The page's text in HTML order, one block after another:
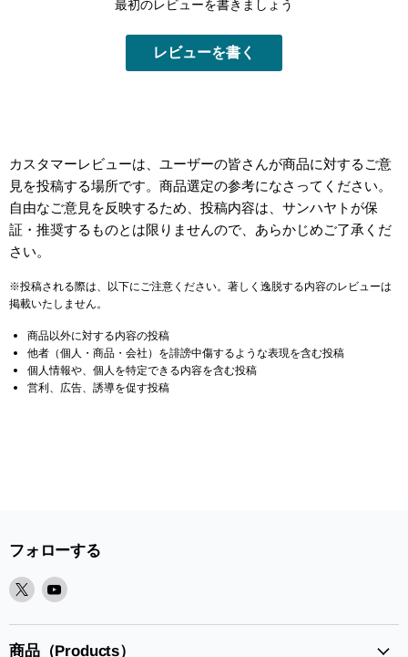
最初のレビューを書きましょう
レビューを書く
カスタマーレビューは、ユーザーの皆さんが商品に対するご意
見を投稿する場所です。商品選定の参考になさってください。
自由なご意見を反映するため、投稿内容は、サンハヤトが保
証・推奨するものとは限りませんので、あらかじめご了承くだ
さい。
※投稿される際は、以下にご注意ください。著しく逸脱する内容のレビューは
掲載いたしません。
商品以外に対する内容の投稿
他者（個人・商品・会社）を誹謗中傷するような表現を含む投稿
個人情報や、個人を特定できる内容を含む投稿
営利、広告、誘導を促す投稿
フォローする
X
見
つ
Youtube
見
つ
商品（Products）